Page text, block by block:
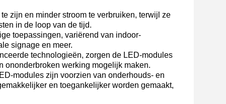
zijn en minder stroom te verbruiken, terwijl ze
in de loop van de tijd.
toepassingen, variërend van indoor-
signage en meer.
technologieën, zorgen de LED-modules
ononderbroken werking mogelijk maken.
modules zijn voorzien van onderhouds- en
en toegankelijker worden gemaakt,